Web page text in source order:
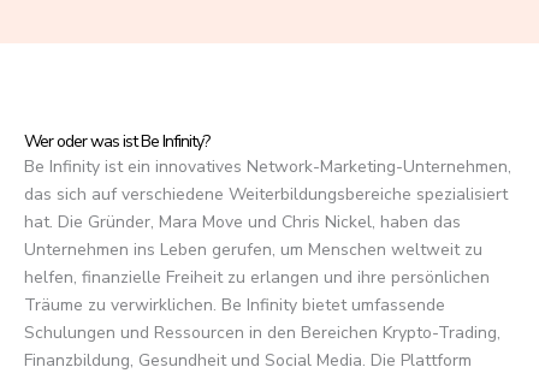
5
Wer oder was ist Be Infinity?
Be Infinity ist ein innovatives Network-Marketing-Unternehmen,
das sich auf verschiedene Weiterbildungsbereiche spezialisiert
hat. Die Gründer, Mara Move und Chris Nickel, haben das
Unternehmen ins Leben gerufen, um Menschen weltweit zu
helfen, finanzielle Freiheit zu erlangen und ihre persönlichen
Träume zu verwirklichen. Be Infinity bietet umfassende
Schulungen und Ressourcen in den Bereichen Krypto-Trading,
Finanzbildung, Gesundheit und Social Media. Die Plattform